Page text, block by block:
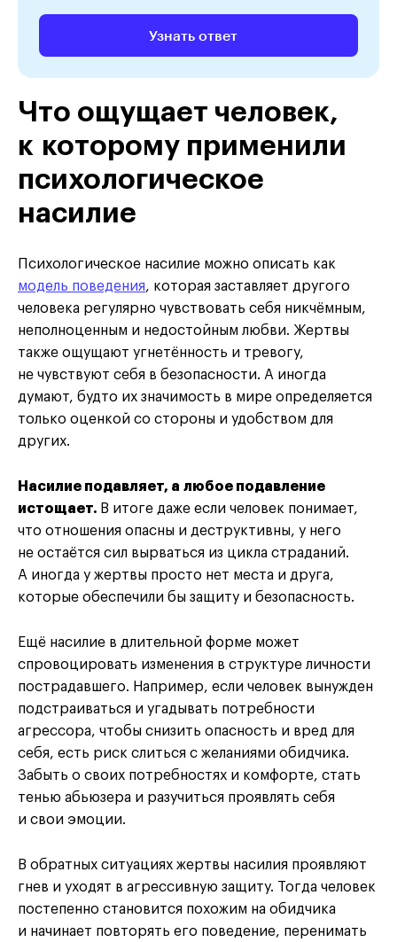
Узнать ответ
Что ощущает человек,
к которому применили
психологическое
насилие
Психологическое насилие можно описать как
модель поведения, которая заставляет другого
человека регулярно чувствовать себя никчёмным,
неполноценным и недостойным любви. Жертвы
также ощущают угнетённость и тревогу,
не чувствуют себя в безопасности. А иногда
думают, будто их значимость в мире определяется
только оценкой со стороны и удобством для
других.
Насилие подавляет, а любое подавление
истощает. В итоге даже если человек понимает,
что отношения опасны и деструктивны, у него
не остаётся сил вырваться из цикла страданий.
А иногда у жертвы просто нет места и друга,
которые обеспечили бы защиту и безопасность.
Ещё насилие в длительной форме может
спровоцировать изменения в структуре личности
пострадавшего. Например, если человек вынужден
подстраиваться и угадывать потребности
агрессора, чтобы снизить опасность и вред для
себя, есть риск слиться с желаниями обидчика.
Забыть о своих потребностях и комфорте, стать
тенью абьюзера и разучиться проявлять себя
и свои эмоции.
В обратных ситуациях жертвы насилия проявляют
гнев и уходят в агрессивную защиту. Тогда человек
постепенно становится похожим на обидчика
и начинает повторять его поведение, перенимать